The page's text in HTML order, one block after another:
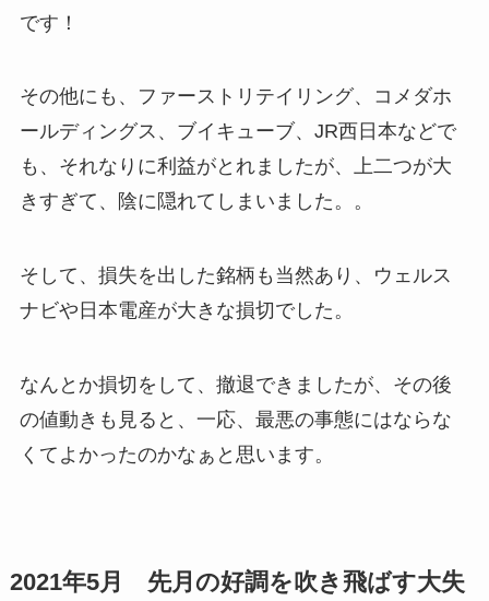
です！
その他にも、ファーストリテイリング、コメダホ
ールディングス、ブイキューブ、JR西日本などで
も、それなりに利益がとれましたが、上二つが大
きすぎて、陰に隠れてしまいました。。
そして、損失を出した銘柄も当然あり、ウェルス
ナビや日本電産が大きな損切でした。
なんとか損切をして、撤退できましたが、その後
の値動きも見ると、一応、最悪の事態にはならな
くてよかったのかなぁと思います。
2021年5月 先月の好調を吹き飛ばす大失